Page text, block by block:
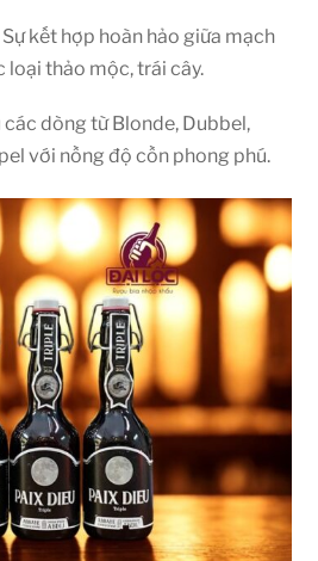
Sự kết hợp hoàn hảo giữa mạch
loại thảo mộc, trái cây.
các dòng từ Blonde, Dubbel,
với nồng độ cồn phong phú.